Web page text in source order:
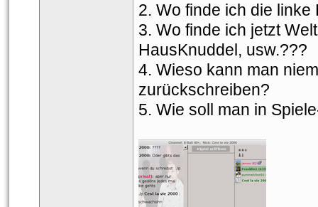
2. Wo finde ich die linke
3. Wo finde ich jetzt
HausKnuddel, usw.???
4. Wieso kann man
zurückschreiben?
5. Wie soll man in